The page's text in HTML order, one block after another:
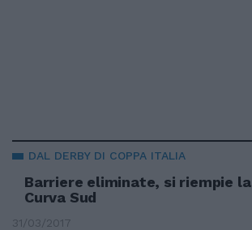
DAL DERBY DI COPPA ITALIA
Barriere eliminate, si riempie la
Curva Sud
31/03/2017